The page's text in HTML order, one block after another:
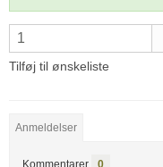
Tilføj til ønskeliste
Anmeldelser
Kommentarer